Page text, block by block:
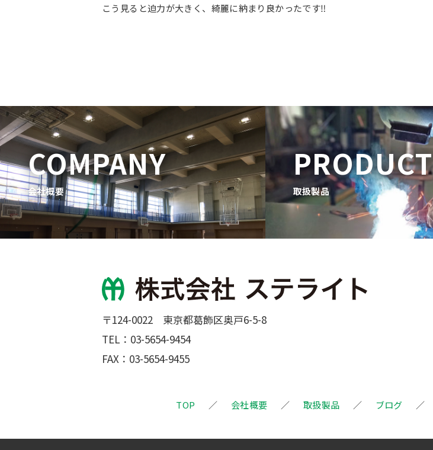
こう見ると迫力が大きく、綺麗に納まり良かったです‼
COMPANY
会社概要
PRODUCT
取扱製品
〒124-0022 東京都葛飾区奥戸6-5-8
TEL： 03-5654-9454
FAX：03-5654-9455
TOP 会社概要 取扱製品 ブログ